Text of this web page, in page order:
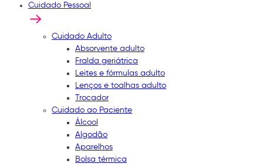
Cuidado Pessoal
Cuidado Adulto
Absorvente adulto
Fralda geriátrica
Leites e fórmulas adulto
Lenços e toalhas adulto
Trocador
Cuidado ao Paciente
Álcool
Algodão
Aparelhos
Bolsa térmica